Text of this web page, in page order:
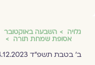
גלויה השבעה באוקטובר
אסופת שמחת תורה
ב׳ בטבת תשפ״ד 14.12.2023